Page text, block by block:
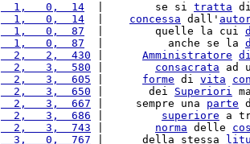
  1,   0,  14
  |        se si
tratta
  1,   0,  14
concessa dall'
  1,   0,  87
  |        quelle la cui
  1,   0,  87
  |          anche se la
  2,   2,  430
Amministratore
  2,   3,  580
consacrata ad
  2,   3,  605
forme di vita
  2,   3,  650
|       dei Superiori
  2,   3,  667
|     sempre una parte
  2,   3,  686
superiore a
  2,   3,  743
norma delle
  3,   0,  767
|      della stessa